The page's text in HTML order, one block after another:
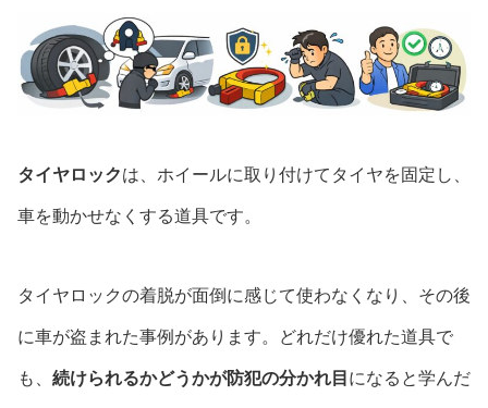
タイヤロックは、ホイールに取り付けてタイヤを固定し、
車を動かせなくする道具です。
タイヤロックの着脱が面倒に感じて使わなくなり、その後
に車が盗まれた事例があります。どれだけ優れた道具で
も、 続けられるかどうかが防犯の分かれ目 になると学んだ